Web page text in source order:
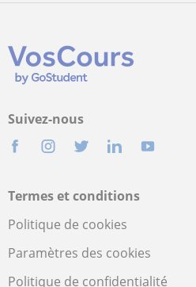
Suivez-nous
Termes et conditions
Politique de cookies
Paramètres des cookies
Politique de confidentialité